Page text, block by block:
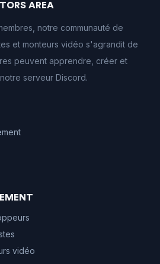
AREA
notre communauté de
et monteurs vidéo s'agrandit de
peuvent apprendre, créer et
serveur Discord.
vidéo